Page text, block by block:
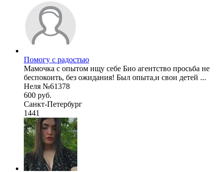
Помогу с радостью
Мамочка с опытом ищу себе Био агентство просьба не
беспокоить, без ожидания! Был опыта,и свои детей ...
Неля №61378
600 руб.
Санкт-Петербург
1441